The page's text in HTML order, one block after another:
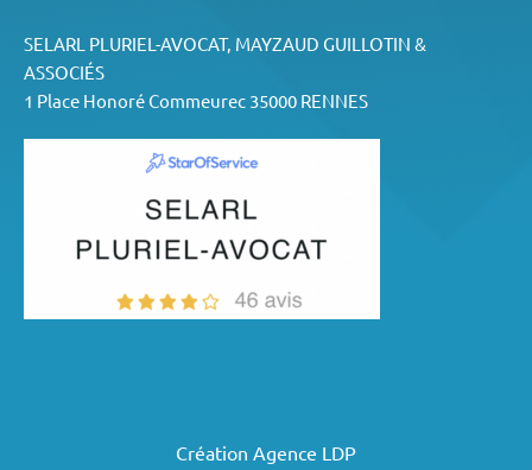
SELARL PLURIEL-AVOCAT, MAYZAUD GUILLOTIN &
ASSOCIÉS
1 Place Honoré Commeurec 35000 RENNES
Création Agence LDP